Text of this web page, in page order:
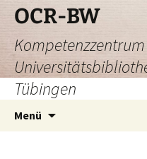
Zum
Inhalt
springen
OCR-BW
Kompetenzzentrum
Tübingen
Menü